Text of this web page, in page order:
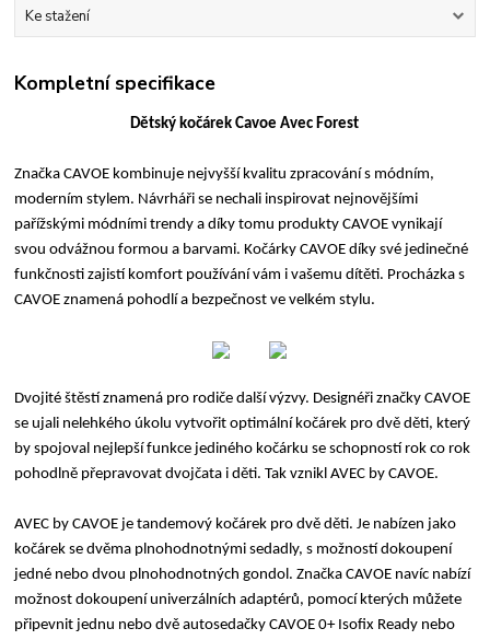
Ke stažení
Kompletní specifikace
Dětský kočárek Cavoe Avec Forest
Značka CAVOE kombinuje nejvyšší kvalitu zpracování s módním,
moderním stylem. Návrháři se nechali inspirovat nejnovějšími
pařížskými módními trendy a díky tomu produkty CAVOE vynikají
svou odvážnou formou a barvami. Kočárky CAVOE díky své jedinečné
funkčnosti zajistí komfort používání vám i vašemu dítěti. Procházka s
CAVOE znamená pohodlí a bezpečnost ve velkém stylu.
Dvojité štěstí znamená pro rodiče další výzvy. Designéři značky CAVOE
se ujali nelehkého úkolu vytvořit optimální kočárek pro dvě děti, který
by spojoval nejlepší funkce jediného kočárku se schopností rok co rok
pohodlně přepravovat dvojčata i děti. Tak vznikl AVEC by CAVOE.
AVEC by CAVOE je tandemový kočárek pro dvě děti. Je nabízen jako
kočárek se dvěma plnohodnotnými sedadly, s možností dokoupení
jedné nebo dvou plnohodnotných gondol. Značka CAVOE navíc nabízí
možnost dokoupení univerzálních adaptérů, pomocí kterých můžete
připevnit jednu nebo dvě autosedačky CAVOE 0+ Isofix Ready nebo